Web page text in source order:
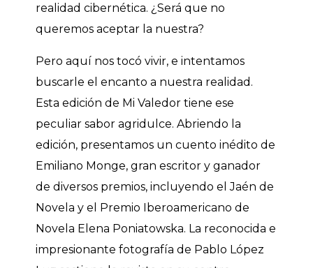
realidad cibernética. ¿Será que no
queremos aceptar la nuestra?
Pero aquí nos tocó vivir, e intentamos
buscarle el encanto a nuestra realidad.
Esta edición de Mi Valedor tiene ese
peculiar sabor agridulce. Abriendo la
edición, presentamos un cuento inédito de
Emiliano Monge, gran escritor y ganador
de diversos premios, incluyendo el Jaén de
Novela y el Premio Iberoamericano de
Novela Elena Poniatowska. La reconocida e
impresionante fotografía de Pablo López